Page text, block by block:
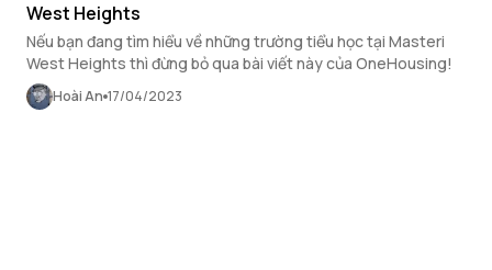
West Heights
Nếu bạn đang tìm hiểu về những trường tiểu học tại Masteri
West Heights thì đừng bỏ qua bài viết này của OneHousing!
Hoài An 17/04/2023